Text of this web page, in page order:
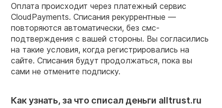
Оплата происходит через платежный сервис
CloudPayments. Списания рекуррентные —
повторяются автоматически, без смс-
подтверждения с вашей стороны. Вы согласились
на такие условия, когда регистрировались на
сайте. Списания будут продолжаться, пока вы
сами не отмените подписку.
Как узнать, за что списал деньги alltrust.ru